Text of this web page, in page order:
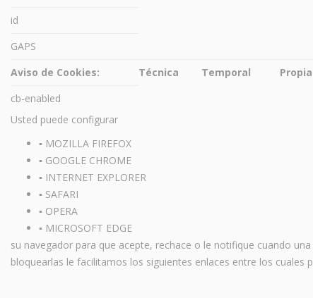
id
GAPS
Aviso de Cookies:
Técnica Temporal Propia
cb-enabled
Usted puede configurar
▪ MOZILLA FIREFOX
▪ GOOGLE CHROME
▪ INTERNET EXPLORER
▪ SAFARI
▪ OPERA
▪ MICROSOFT EDGE
su navegador para que acepte, rechace o le notifique cuando
bloquearlas le facilitamos los siguientes enlaces entre los